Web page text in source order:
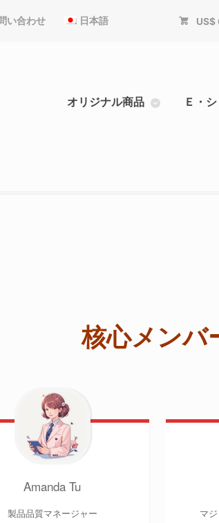
い合わせ 日本語 US$
オリジナル商品 Ｅ・
核心メンバ
Amanda Tu
製品品質マネージャー マ